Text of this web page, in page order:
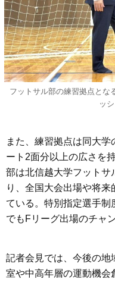
フットサル部の練習拠点とな
ッ
また、練習拠点は同大
ート2面分以上の広さを
部は北信越大学フットサ
り、全国大会出場や将
ている。特別指定選手制
でもFリーグ出場のチャ
記者会見では、今後の地
室や中高年層の運動機会